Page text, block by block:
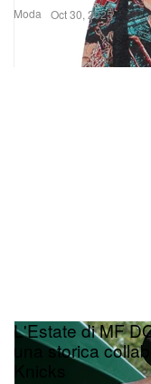
Moda Oct 30, 2025
L'Estate di MF
una storica